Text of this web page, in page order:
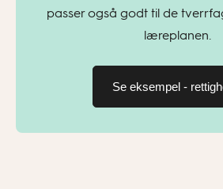
passer også godt til de
læreplanen.
Se eksempel -